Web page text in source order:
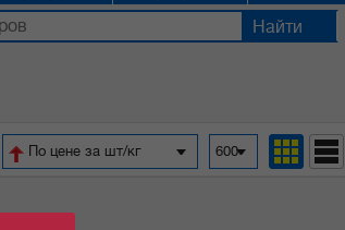
600
По цене за шт/кг